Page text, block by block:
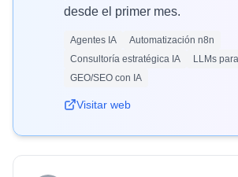
desde el primer mes.
Agentes IA
Automatización n8n
Consultoría estratégica IA
LLMs
GEO/SEO con IA
Visitar web